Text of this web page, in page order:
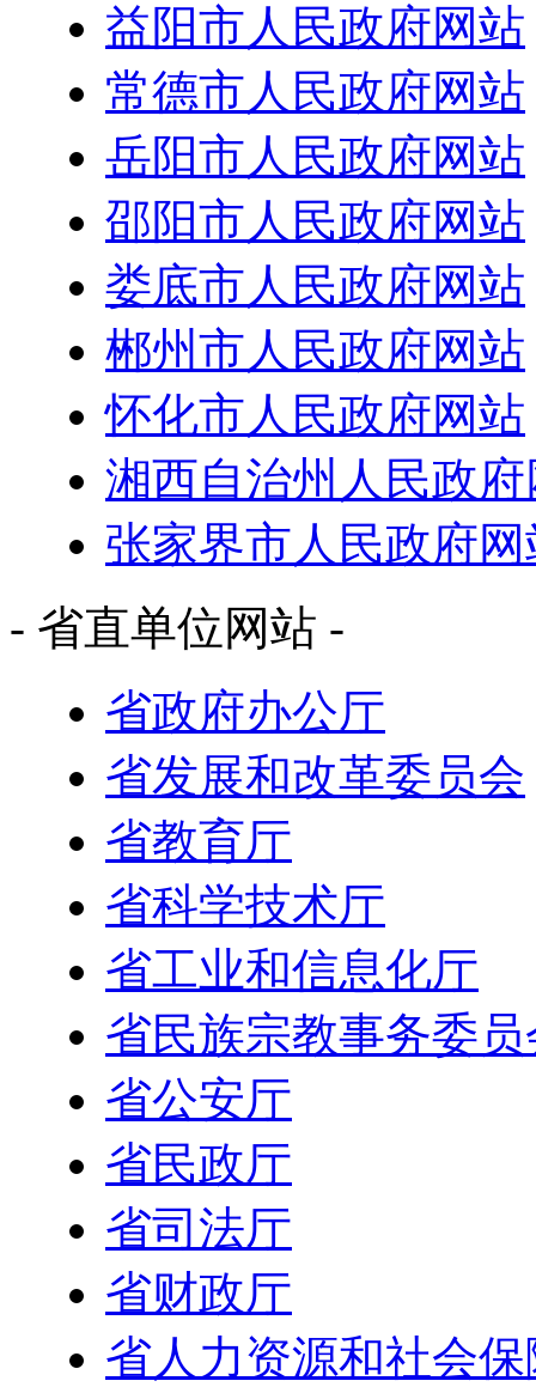
益阳市人民政府网站
常德市人民政府网站
岳阳市人民政府网站
邵阳市人民政府网站
娄底市人民政府网站
郴州市人民政府网站
怀化市人民政府网站
湘西自治州人民政
张家界市人民政府网
- 省直单位网站 -
省政府办公厅
省发展和改革委员会
省教育厅
省科学技术厅
省工业和信息化厅
省民族宗教事务委员
省公安厅
省民政厅
省司法厅
省财政厅
省人力资源和社会